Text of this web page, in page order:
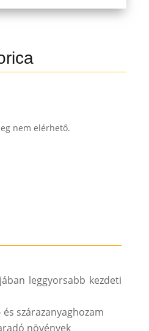
nem elérhető.
leggyorsabb kezdeti
szárazanyaghozam
növények